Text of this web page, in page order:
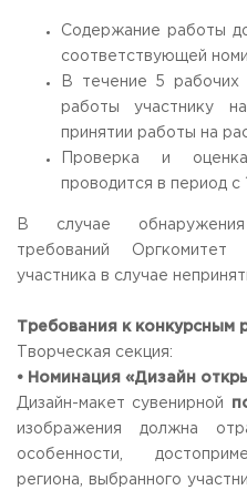
Содержание работы
соответствующей
В течение 5 рабочих
работы участнику
принятии работы на
Проверка и
проводится в период с
В случае
требований Оргкомитет
участника в случае
Требования к конкурсным
Творческая секция:
• Номинация «Дизайн
Дизайн-макет сувенирной
изображения должна
особенности,
региона, выбранного